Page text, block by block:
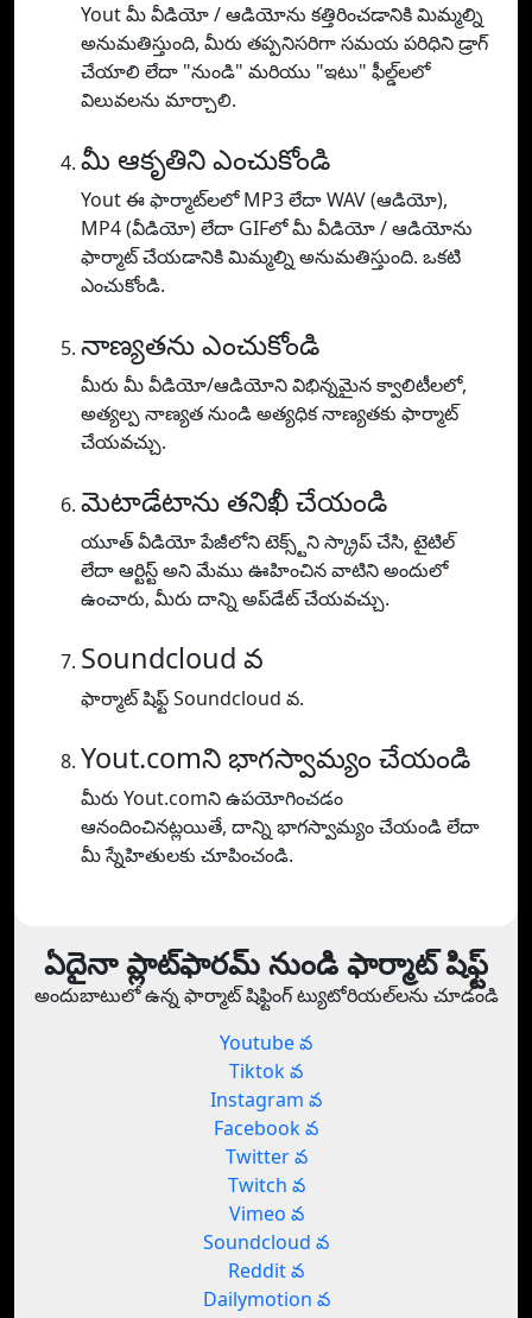
Yout మీ వీడియో / ఆడియోను కత్తిరించడానికి మిమ్మల్ని
అనుమతిస్తుంది, మీరు తప్పనిసరిగా సమయ పరిధిని డ్రాగ్
చేయాలి లేదా "నుండి" మరియు "ఇటు" ఫీల్డ్‌లలో
విలువలను మార్చాలి.
మీ ఆకృతిని ఎంచుకోండి
Yout ఈ ఫార్మాట్‌లలో MP3 లేదా WAV (ఆడియో),
MP4 (వీడియో) లేదా GIFలో మీ వీడియో / ఆడియోను
ఫార్మాట్ చేయడానికి మిమ్మల్ని అనుమతిస్తుంది. ఒకటి
ఎంచుకోండి.
నాణ్యతను ఎంచుకోండి
మీరు మీ వీడియో/ఆడియోని విభిన్నమైన క్వాలిటీలలో,
అత్యల్ప నాణ్యత నుండి అత్యధిక నాణ్యతకు ఫార్మాట్
చేయవచ్చు.
మెటాడేటాను తనిఖీ చేయండి
యూత్ వీడియో పేజీలోని టెక్స్ట్‌ని స్క్రాప్ చేసి, టైటిల్
లేదా ఆర్టిస్ట్ అని మేము ఊహించిన వాటిని అందులో
ఉంచారు, మీరు దాన్ని అప్‌డేట్ చేయవచ్చు.
Soundcloud వ
ఫార్మాట్ షిఫ్ట్ Soundcloud వ.
Yout.comని భాగస్వామ్యం చేయండి
మీరు Yout.comని ఉపయోగించడం
ఆనందించినట్లయితే, దాన్ని భాగస్వామ్యం చేయండి లేదా
మీ స్నేహితులకు చూపించండి.
ఏదైనా ప్లాట్‌ఫారమ్ నుండి ఫార్మాట్ షిఫ్ట్
అందుబాటులో ఉన్న ఫార్మాట్ షిఫ్టింగ్ ట్యుటోరియల్‌లను చూడండి
Youtube వ
Tiktok వ
Instagram వ
Facebook వ
Twitter వ
Twitch వ
Vimeo వ
Soundcloud వ
Reddit వ
Dailymotion వ